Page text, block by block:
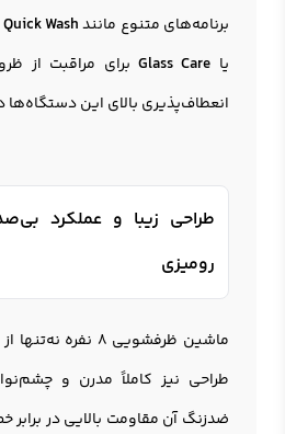
برنامه‌های متنوع مانندQuick Wash
یا Glass Careبرای مراقبت از
انعطاف‌پذیری بالای این دستگاه‌ها
طراحی زیبا و عملکرد
رومیزی
ماشین ظرفشویی 8
طراحی نیز کاملاً مدرن و
ضدزنگ آن مقاومت بالایی در